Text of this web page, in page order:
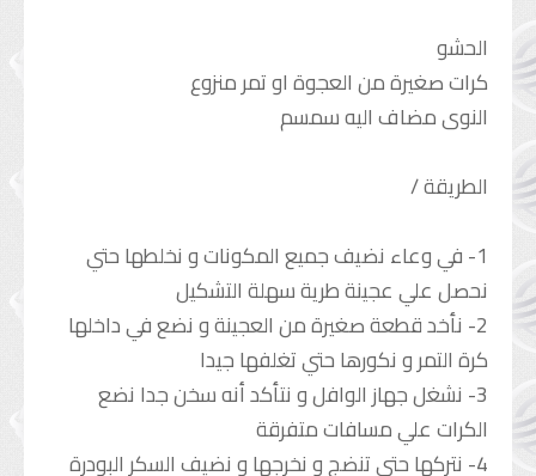
الحشو
كرات صغيرة من العجوة او تمر منزوع
النوى مضاف اليه سمسم
الطريقة /
1- في وعاء نضيف جميع المكونات و نخلطها حتي
نحصل علي عجينة طرية سهلة التشكيل
2- نأخد قطعة صغيرة من العجينة و نضع في داخلها
كرة التمر و نكورها حتي تغلفها جيدا
3- نشغل جهاز الوافل و نتأكد أنه سخن جدا نضع
الكرات علي مسافات متفرقة
4- نتركها حتي تنضج و نخرجها و نضيف السكر البودرة